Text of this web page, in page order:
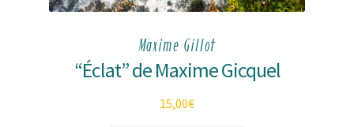
Maxime Gillot
“Éclat” de Maxime Gicquel
15,00€